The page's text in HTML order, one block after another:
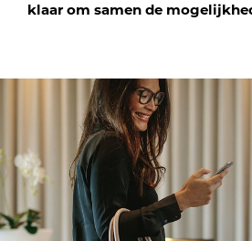
klaar om samen de